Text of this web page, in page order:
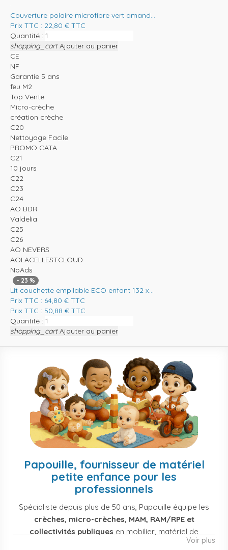
Couverture polaire microfibre vert amand...
Prix TTC : 22,80 € TTC
Quantité :
shopping_cart Ajouter au panier
CE
NF
Garantie 5 ans
feu M2
Top Vente
Micro-crèche
création crèche
C20
Nettoyage Facile
PROMO CATA
C21
10 jours
C22
C23
C24
AO BDR
Valdelia
C25
C26
AO NEVERS
AOLACELLESTCLOUD
NoAds
- 23 %
Lit couchette empilable ECO enfant 132 x...
Prix TTC : 64,80 € TTC
Prix TTC : 50,88 € TTC
Quantité :
shopping_cart Ajouter au panier
Papouille, fournisseur de matériel
petite enfance pour les
professionnels
Spécialiste depuis plus de 50 ans, Papouille équipe les
crèches, micro-crèches, MAM, RAM/RPE et
collectivités publiques en mobilier, matériel de
puériculture, jouets et équipement pour structures
Voir plus